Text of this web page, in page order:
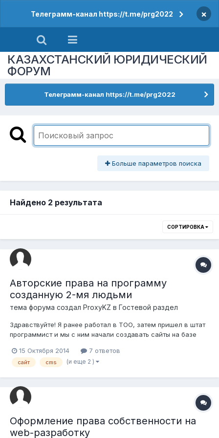
Телеграмм-канал https://t.me/prg2022 ×
КАЗАХСТАНСКИЙ ЮРИДИЧЕСКИЙ
ФОРУМ
Телеграмм-канал https://t.me/prg2022
Больше параметров поиска
Найдено 2 результата
СОРТИРОВКА
Авторские права на программу
созданную 2-мя людьми
тема форума создал ProxyKZ в Гостевой раздел
Здравствуйте! Я ранее работал в ТОО, затем пришел в штат
программист и мы с ним начали создавать сайты на базе
файлов + база данных, по закону ее видимо стоит считать
программой) с которой он к нам пришел работать. Несколько
15 Октября 2014 7 ответов
сайт cms (и еще 2 )
Оформление права собственности на
web-разработку